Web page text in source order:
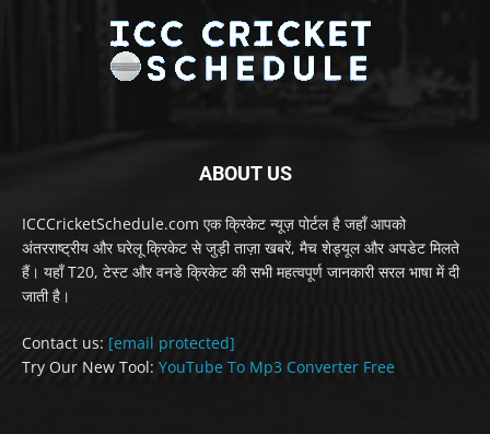
ABOUT US
ICCCricketSchedule.com एक क्रिकेट न्यूज़ पोर्टल है जहाँ आपको
अंतरराष्ट्रीय और घरेलू क्रिकेट से जुड़ी ताज़ा खबरें, मैच शेड्यूल और अपडेट मिलते
हैं। यहाँ T20, टेस्ट और वनडे क्रिकेट की सभी महत्वपूर्ण जानकारी सरल भाषा में दी
जाती है।
Contact us: [email protected]
Try Our New Tool: YouTube To Mp3 Converter Free